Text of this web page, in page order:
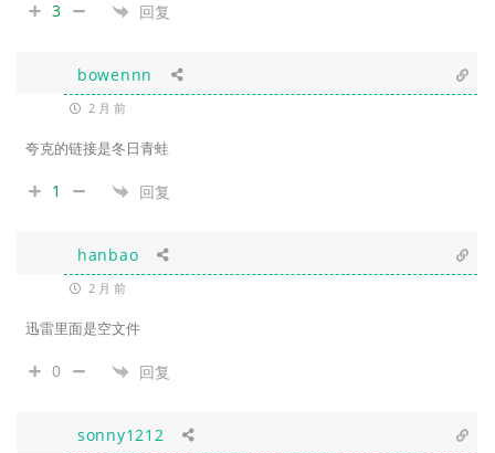
3 回复
bowennn
2 月 前
夸克的链接是冬日青蛙
1 回复
hanbao
2 月 前
迅雷里面是空文件
0 回复
sonny1212